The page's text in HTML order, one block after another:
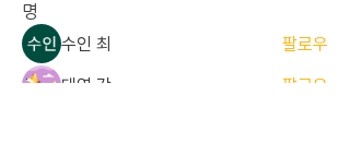
명
수인 최
팔로우
태영 강
팔로우